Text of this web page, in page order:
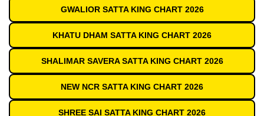
GWALIOR SATTA KING CHART 2026
KHATU DHAM SATTA KING CHART 2026
SHALIMAR SAVERA SATTA KING CHART 2026
NEW NCR SATTA KING CHART 2026
SHREE SAI SATTA KING CHART 2026